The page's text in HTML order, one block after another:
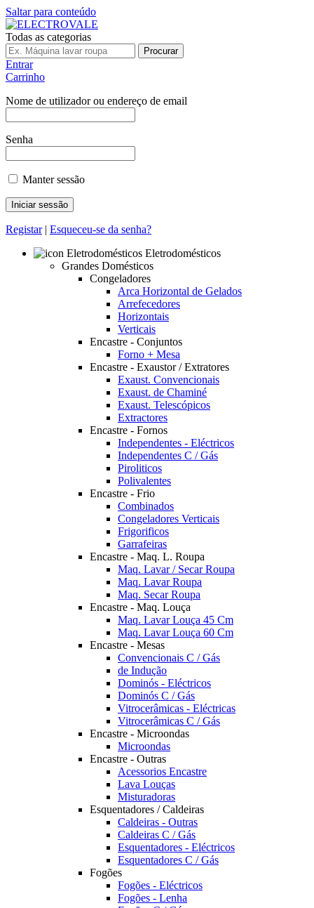
Saltar para conteúdo
Todas as categorias
Procurar
Entrar
Carrinho
Nome de utilizador ou endereço de email
Senha
Manter sessão
Registar| Esqueceu-se da senha?
Eletrodomésticos
Grandes Domésticos
Congeladores
Arca Horizontal de Gelados
Arrefecedores
Horizontais
Verticais
Encastre - Conjuntos
Forno + Mesa
Encastre - Exaustor / Extratores
Exaust. Convencionais
Exaust. de Chaminé
Exaust. Telescópicos
Extractores
Encastre - Fornos
Independentes - Eléctricos
Independentes C / Gás
Piroliticos
Polivalentes
Encastre - Frio
Combinados
Congeladores Verticais
Frigorificos
Garrafeiras
Encastre - Maq. L. Roupa
Maq. Lavar / Secar Roupa
Maq. Lavar Roupa
Maq. Secar Roupa
Encastre - Maq. Louça
Maq. Lavar Louça 45 Cm
Maq. Lavar Louça 60 Cm
Encastre - Mesas
Convencionais C / Gás
de Indução
Dominós - Eléctricos
Dominós C / Gás
Vitrocerâmicas - Eléctricas
Vitrocerâmicas C / Gás
Encastre - Microondas
Microondas
Encastre - Outras
Acessorios Encastre
Lava Louças
Misturadoras
Esquentadores / Caldeiras
Caldeiras - Outras
Caldeiras C / Gás
Esquentadores - Eléctricos
Esquentadores C / Gás
Fogões
Fogões - Eléctricos
Fogões - Lenha